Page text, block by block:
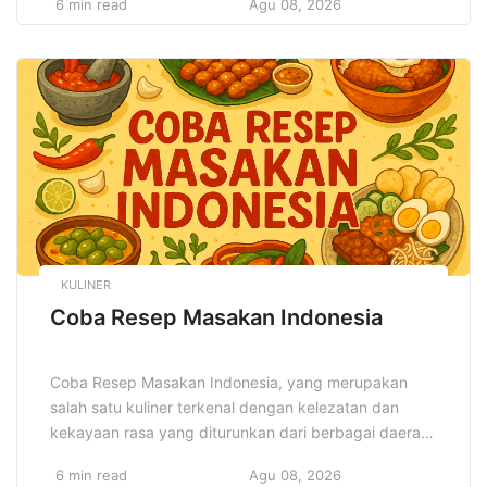
diperkenalkan, menawarkan peluang baru namun juga
bergerak cepat, mengubah lanskap sosial dan
ekonomi dalam waktu yang singkat, membawa
dampak besar pada cara […]
6 min read Agu 08, 2026
KULINER
Coba Resep Masakan Indonesia
Coba Resep Masakan Indonesia, yang merupakan
salah satu kuliner terkenal dengan kelezatan dan
kekayaan rasa yang diturunkan dari berbagai daerah
mencoba hidangan-hidangan Indonesia yang kaya
6 min read Agu 08, 2026